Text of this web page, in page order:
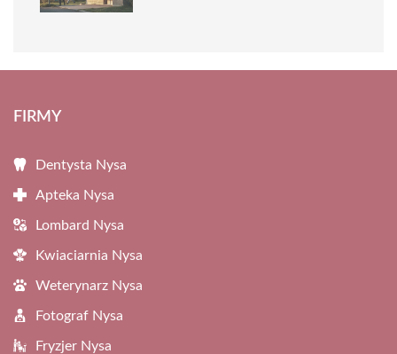
FIRMY
Dentysta Nysa
Apteka Nysa
Lombard Nysa
Kwiaciarnia Nysa
Weterynarz Nysa
Fotograf Nysa
Fryzjer Nysa